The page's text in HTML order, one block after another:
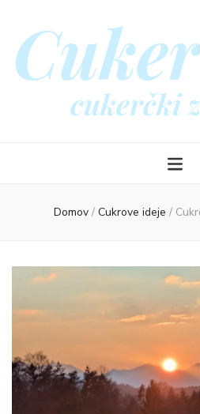
cukerčki
Domov / Cukrove ideje /